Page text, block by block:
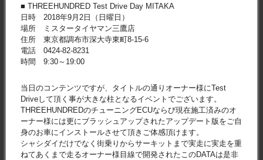
■ THREEHUNDRED Test Drive Day MITAKA
日時 2018年9月2日（日曜日）
場所 ミスタータイヤマン三鷹店
住所 東京都調布市深大寺東町8-15-6
電話 0424-82-8231
時間 9:30～19:00
当日のコンテンツですが、タイトルの通りオーナー様にTest
Driveして頂く事が大きな柱となるイベントでございます。
THREEHUNDREDのチューニングECUならび現在施工済みのオ
ーナー様には更にブラッシュアップされたアップデート版をご自
身のお車にインストールさせて頂きご体感頂けます。
シャシダイだけでなく街乗りからサーキットまで実走に実走を重
ねてあくまで走るオーナー様目線で開発されたこのDATAは是非